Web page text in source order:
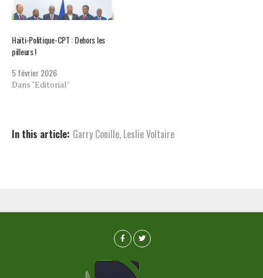
Haïti-Politique-CPT : Dehors les
pilleurs !
5 février 2026
Dans "Editorial"
In this article: Garry Conille, Leslie Voltaire